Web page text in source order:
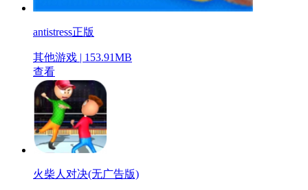
antistress正版
其他游戏 | 153.91MB
查看
火柴人对决(无广告版)